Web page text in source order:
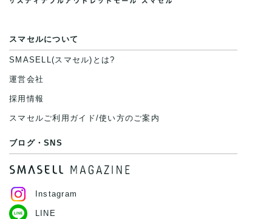
スマセルについて
SMASELL(スマセル)とは?
運営会社
採用情報
スマセルご利用ガイド/使い方のご案内
ブログ・SNS
Instagram
LINE